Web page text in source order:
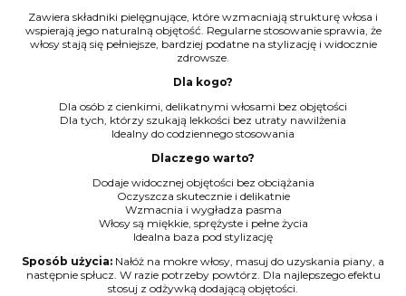
Zawiera składniki pielęgnujące, które wzmacniają strukturę włosa i
wspierają jego naturalną objętość. Regularne stosowanie sprawia, że
włosy stają się pełniejsze, bardziej podatne na stylizację i widocznie
zdrowsze.
Dla kogo?
Dla osób z cienkimi, delikatnymi włosami bez objętości
Dla tych, którzy szukają lekkości bez utraty nawilżenia
Idealny do codziennego stosowania
Dlaczego warto?
Dodaje widocznej objętości bez obciążania
Oczyszcza skutecznie i delikatnie
Wzmacnia i wygładza pasma
Włosy są miękkie, sprężyste i pełne życia
Idealna baza pod stylizację
Sposób użycia: Nałóż na mokre włosy, masuj do uzyskania piany, a
następnie spłucz. W razie potrzeby powtórz. Dla najlepszego efektu
stosuj z odżywką dodającą objętości.